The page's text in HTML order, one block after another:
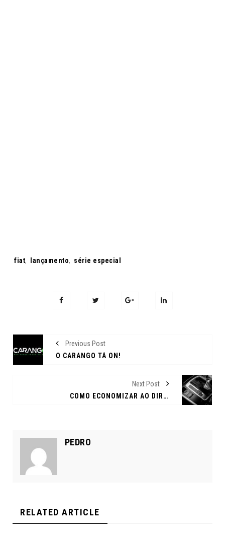
Tags:
fiat, lançamento, série especial
Previous Post
O CARANGO TÁ ON!
Next Post
COMO ECONOMIZAR AO DIRIGIR UM AUTOMÁTICO
PEDRO
RELATED ARTICLE